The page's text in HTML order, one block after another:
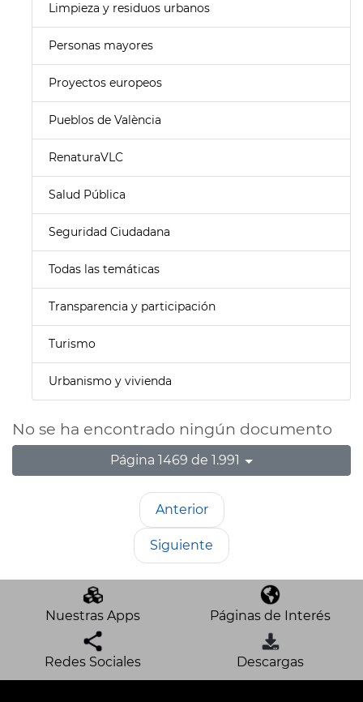
Limpieza y residuos urbanos
Personas mayores
Proyectos europeos
Pueblos de València
RenaturaVLC
Salud Pública
Seguridad Ciudadana
Todas las temáticas
Transparencia y participación
Turismo
Urbanismo y vivienda
No se ha encontrado ningún documento
Página 1469 de 1.991
Anterior
Siguiente
Nuestras Apps Páginas de Interés
Redes Sociales Descargas